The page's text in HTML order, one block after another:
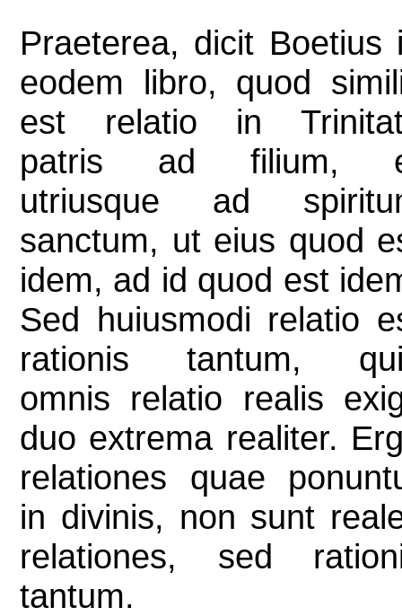
Praeterea, dicit Boetius
eodem libro, quod
est relatio in
patris ad filium,
utriusque ad
sanctum, ut eius quod
idem, ad id quod est
Sed huiusmodi relatio
rationis tantum,
omnis relatio realis
duo extrema realiter.
relationes quae
in divinis, non sunt
relationes, sed
tantum.